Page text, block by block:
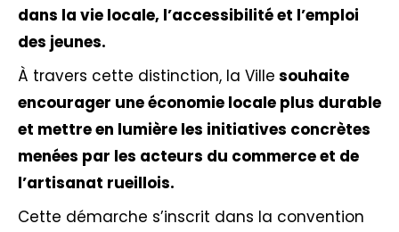
dans la vie locale, l’accessibilité et l’emploi
des jeunes.
À travers cette distinction, la Ville souhaite
encourager une économie locale plus durable
et mettre en lumière les initiatives concrètes
menées par les acteurs du commerce et de
l’artisanat rueillois.
Cette démarche s’inscrit dans la convention